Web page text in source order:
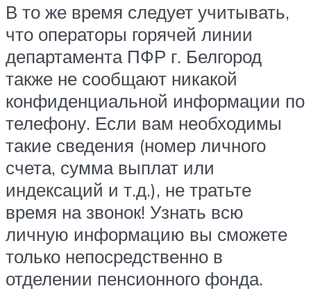
В то же время следует учитывать,
что операторы горячей линии
департамента ПФР г. Белгород
также не сообщают никакой
конфиденциальной информации по
телефону. Если вам необходимы
такие сведения (номер личного
счета, сумма выплат или
индексаций и т.д.), не тратьте
время на звонок! Узнать всю
личную информацию вы сможете
только непосредственно в
отделении пенсионного фонда.